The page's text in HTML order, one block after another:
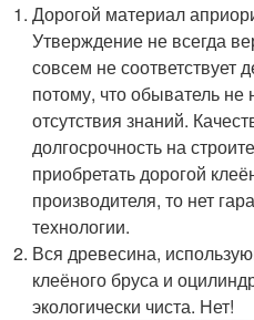
Дорогой материал
Утверждение не всегда
совсем не соответствует
потому, что обыватель не
отсутствия знаний.
долгосрочность на
приобретать дорогой
производителя, то нет
технологии.
Вся древесина,
клеёного бруса и
экологически чиста. Нет!